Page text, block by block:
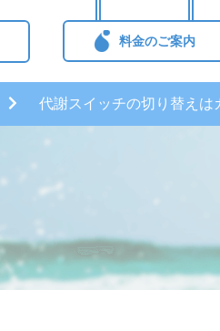
料金のご案内
代謝スイッチの切り替えは